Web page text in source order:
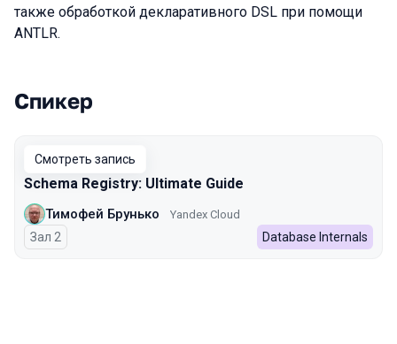
также обработкой декларативного DSL при помощи
ANTLR.
Выступления в сезоне 2024
Спикер
Смотреть запись
Schema Registry: Ultimate Guide
Тимофей Брунько Yandex Cloud
Зал 2 Database Internals